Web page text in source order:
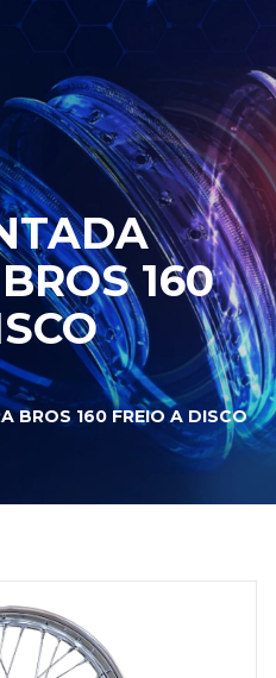
NÓS
ARTS
160
BROS 160 FREIO A DISCO